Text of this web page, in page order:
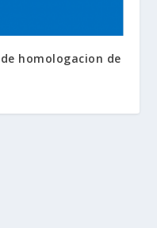
homologacion de